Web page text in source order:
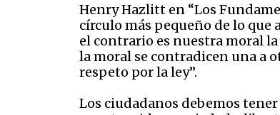
Henry Hazlitt en “Los
círculo más pequeño de lo
el contrario es nuestra moral la
la moral se contradicen una a
respeto por la ley”.
Los ciudadanos debemos